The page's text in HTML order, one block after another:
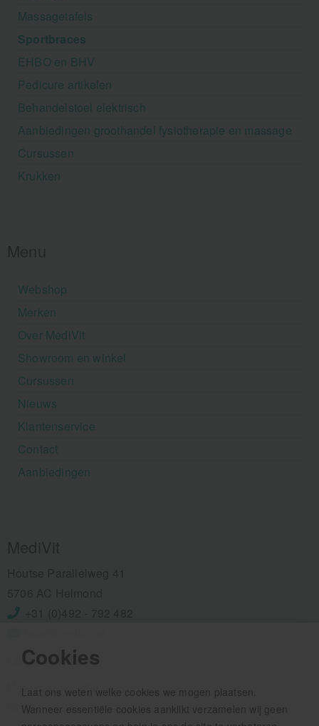
Cookies
Laat ons weten welke cookies we mogen plaatsen.
Wanneer essentiële cookies aanklikt verzamelen wij geen
Massagetafels
Sportbraces
EHBO en BHV
Pedicure artikelen
Behandelstoel elektrisch
Aanbiedingen groothandel fysiotherapie en massage
Cursussen
Krukken
Webshop
Merken
Over MediVit
Showroom en winkel
Cursussen
Nieuws
Klantenservice
Contact
Aanbiedingen
Openingstijden:
Maandag t/m vrijdag
08.00 - 12.30u